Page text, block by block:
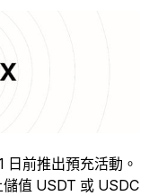
日前推出預充活動。
值 USDT 或 USDC